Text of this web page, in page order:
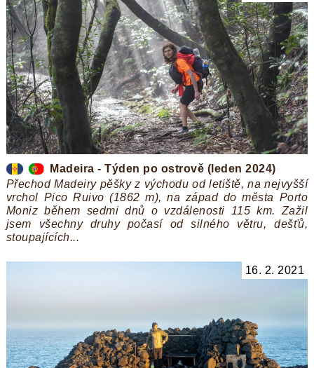
Madeira - Týden po ostrově (leden 2024)
Přechod Madeiry pěšky z východu od letiště, na nejvyšší
vrchol Pico Ruivo (1862 m), na západ do města Porto
Moniz během sedmi dnů o vzdálenosti 115 km. Zažil
jsem všechny druhy počasí od silného větru, dešťů,
stoupajících...
16. 2. 2021